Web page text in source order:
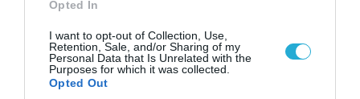
Opted In
I want to opt-out of Collection, Use,
Retention, Sale, and/or Sharing of my
Personal Data that Is Unrelated with the
Purposes for which it was collected.
Opted Out